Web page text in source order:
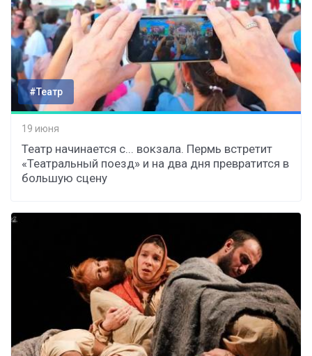
#Театр
19 июня
Театр начинается с... вокзала. Пермь встретит
«Театральный поезд» и на два дня превратится в
большую сцену